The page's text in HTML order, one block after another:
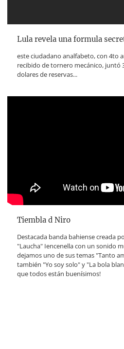
Lula revela una formula
este ciudadano analfabeto, con 4to
recibido de tornero mecánico, juntó
dolares de reservas...
Tiembla d Niro
Destacada banda bahiense creada
"Laucha" Iencenella con un sonido
dejamos uno de sus temas "Tanto
también "Yo soy solo" y "La bola
que todos están buenísimos!